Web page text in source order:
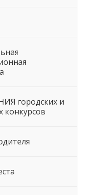
городских и
конкурсов